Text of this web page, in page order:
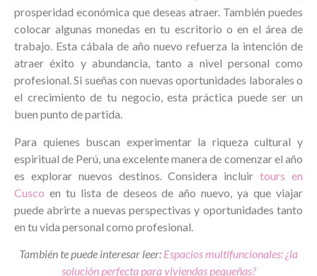
prosperidad económica que deseas atraer. También puedes
colocar algunas monedas en tu escritorio o en el área de
trabajo. Esta cábala de año nuevo refuerza la intención de
atraer éxito y abundancia, tanto a nivel personal como
profesional. Si sueñas con nuevas oportunidades laborales o
el crecimiento de tu negocio, esta práctica puede ser un
buen punto de partida.
Para quienes buscan experimentar la riqueza cultural y
espiritual de Perú, una excelente manera de comenzar el año
es explorar nuevos destinos. Considera incluirtours en
Cusco en tu lista de deseos de año nuevo, ya que viajar
puede abrirte a nuevas perspectivas y oportunidades tanto
en tu vida personal como profesional.
También te puede interesar leer: Espacios multifuncionales: ¿la
solución perfecta para viviendas pequeñas?